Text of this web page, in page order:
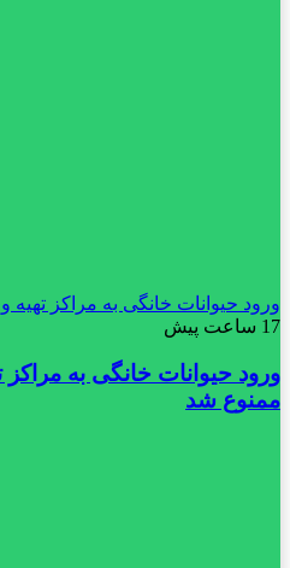
ورود حیوانات خانگی به مراکز
17 ساعت پیش
ورود حیوانات خانگی به
ممنوع شد